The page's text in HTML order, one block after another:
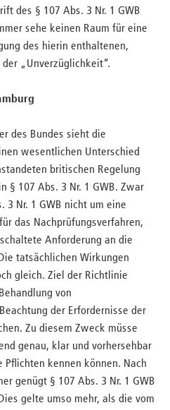
des § 107 Abs. 3 Nr. 1 GWB
sehe keinen Raum für eine
des hierin enthaltenen,
„Unverzüglichkeit“.
des Bundes sieht die
wesentlichen Unterschied
britischen Regelung
§ 107 Abs. 3 Nr. 1 GWB. Zwar
3 Nr. 1 GWB nicht um eine
das Nachprüfungsverfahren,
Anforderung an die
tatsächlichen Wirkungen
gleich. Ziel der Richtlinie
von
der Erfordernisse der
Zu diesem Zweck müsse
genau, klar und vorhersehbar
kennen können. Nach
genügt § 107 Abs. 3 Nr. 1 GWB
gelte umso mehr, als die vom